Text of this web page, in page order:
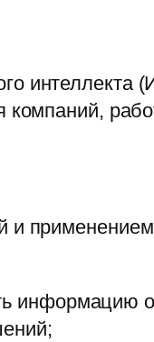
интеллекта
компаний,
и
информацию